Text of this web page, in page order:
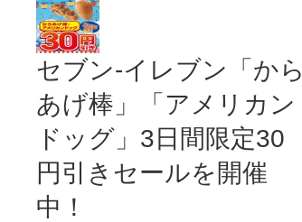
セブン‐イレブン「から
あげ棒」「アメリカン
ドッグ」3日間限定30
円引きセールを開催
中！